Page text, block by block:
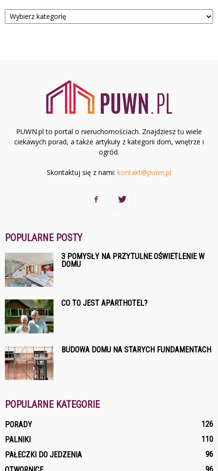
Kategorie
PUWN.pl to portal o nieruchomościach. Znajdziesz tu wiele
ciekawych porad, a także artykuły z kategorii dom, wnętrze i
ogród.
Skontaktuj się z nami: kontakt@puwn.pl
POPULARNE POSTY
3 POMYSŁY NA PRZYTULNE OŚWIETLENIE W
DOMU
CO TO JEST APARTHOTEL?
BUDOWA DOMU NA STARYCH FUNDAMENTACH
POPULARNE KATEGORIE
PORADY
126
PALNIKI
110
PAŁECZKI DO JEDZENIA
96